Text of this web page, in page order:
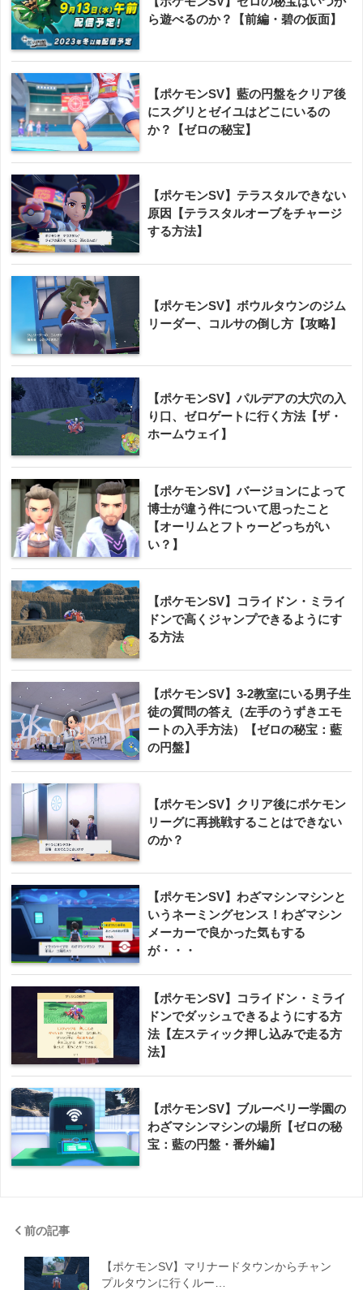
ら遊べるのか？【前編・碧の仮面】
【ポケモンSV】藍の円盤をクリア後
にスグリとゼイユはどこにいるの
か？【ゼロの秘宝】
【ポケモンSV】テラスタルできない
原因【テラスタルオーブをチャージ
する方法】
【ポケモンSV】ボウルタウンのジム
リーダー、コルサの倒し方【攻略】
【ポケモンSV】パルデアの大穴の入
り口、ゼロゲートに行く方法【ザ・
ホームウェイ】
【ポケモンSV】バージョンによって
博士が違う件について思ったこと
【オーリムとフトゥーどっちがい
い？】
【ポケモンSV】コライドン・ミライ
ドンで高くジャンプできるようにす
る方法
【ポケモンSV】3-2教室にいる男子生
徒の質問の答え（左手のうずきエモ
ートの入手方法）【ゼロの秘宝：藍
の円盤】
【ポケモンSV】クリア後にポケモン
リーグに再挑戦することはできない
のか？
【ポケモンSV】わざマシンマシンと
いうネーミングセンス！わざマシン
メーカーで良かった気もする
が・・・
【ポケモンSV】コライドン・ミライ
ドンでダッシュできるようにする方
法【左スティック押し込みで走る方
法】
【ポケモンSV】ブルーベリー学園の
わざマシンマシンの場所【ゼロの秘
宝：藍の円盤・番外編】
前の記事
【ポケモンSV】マリナードタウンからチャン
プルタウンに行くルー…